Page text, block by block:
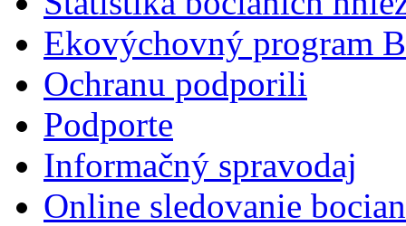
Ekovýchovný program
Ochranu podporili
Podporte
Informačný spravodaj
Online sledovanie